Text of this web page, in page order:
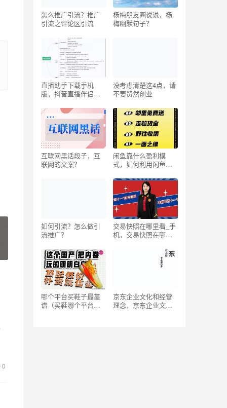
0
怎么推广引流？推广
引流之评论区引流
杨梅朋友圈说说，杨
梅幽默句子？
直播助手下载手机
版，抖音直播伴侣怎
没考虑清楚这4点，请
不要贸然创业
互联网黑话段子，互
联网的文案？
闲鱼靠什么盈利模
式，如何利用闲鱼赚
如何引流？怎么做引
流推广？
交易快照在哪里看_手
机，交易快照在哪里
哪个平台买鞋子最靠
谱（买鞋哪个平台最
京东企业文化和经营
理念，京东企业文化